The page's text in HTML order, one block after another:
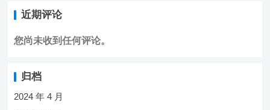
近期评论
您尚未收到任何评论。
归档
2024 年 4 月